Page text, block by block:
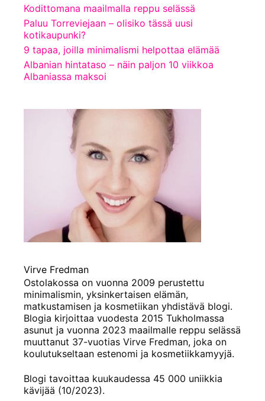
Kodittomana maailmalla reppu selässä
Paluu Torreviejaan – olisiko tässä uusi
kotikaupunki?
9 tapaa, joilla minimalismi helpottaa elämää
Albanian hintataso – näin paljon 10 viikkoa
Albaniassa maksoi
Virve Fredman
Ostolakossa on vuonna 2009 perustettu
minimalismin, yksinkertaisen elämän,
matkustamisen ja kosmetiikan yhdistävä blogi.
Blogia kirjoittaa vuodesta 2015 Tukholmassa
asunut ja vuonna 2023 maailmalle reppu selässä
muuttanut 37-vuotias Virve Fredman, joka on
koulutukseltaan estenomi ja kosmetiikkamyyjä.
Blogi tavoittaa kuukaudessa 45 000 uniikkia
kävijää (10/2023).